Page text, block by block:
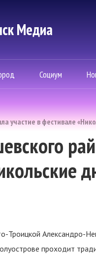
Mедиа
Социум
участие в фестивале
Троицкой Александро-
проходит